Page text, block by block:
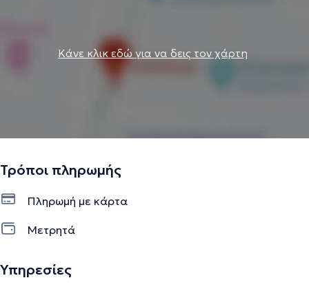
Κάνε κλικ εδώ για να δεις τον χάρτη
Τρόποι πληρωμής
Πληρωμή με κάρτα
Μετρητά
Υπηρεσίες